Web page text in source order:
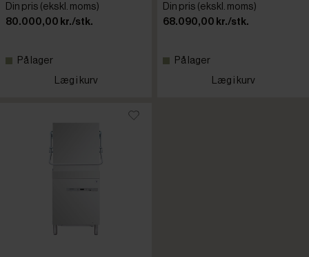
Din pris (ekskl. moms)
80.000,00 kr./stk.
På lager
Læg i kurv
Din pris (ekskl. moms)
68.090,00 kr./stk.
På lager
Læg i kurv